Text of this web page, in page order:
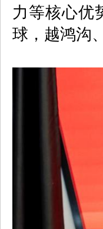
力等核心优
球，越鸿沟